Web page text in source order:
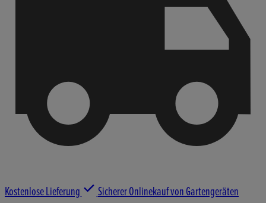
Kostenlose Lieferung
Sicherer Onlinekauf von Gartengeräten